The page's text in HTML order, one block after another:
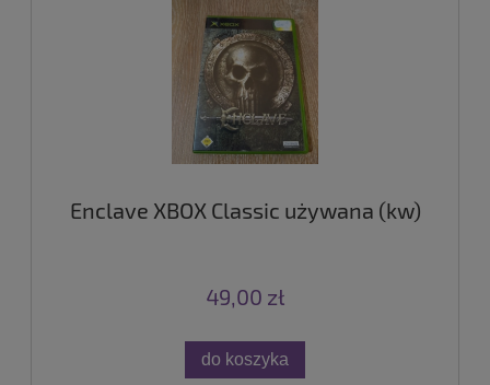
Enclave XBOX Classic używana (kw)
49,00 zł
do koszyka